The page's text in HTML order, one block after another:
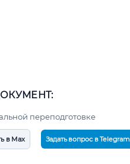
переподготовке
в Max Задать вопрос в Telegram